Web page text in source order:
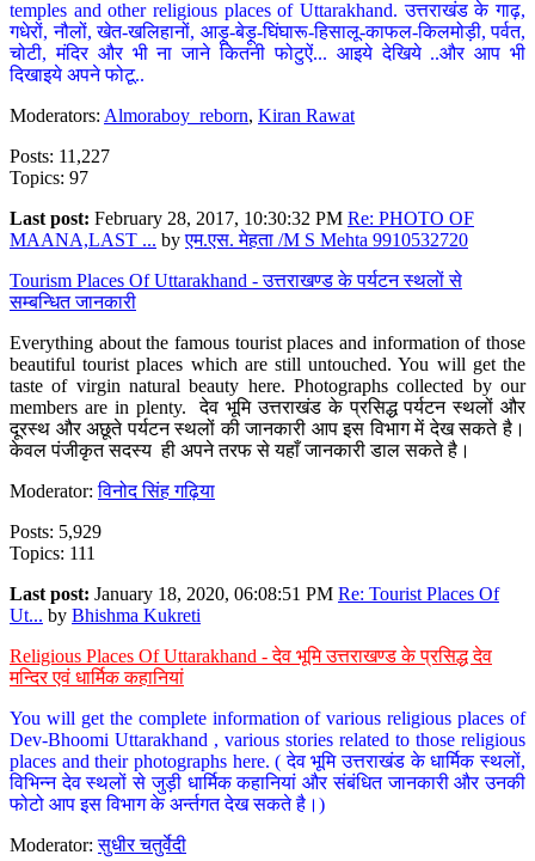
temples and other religious places of Uttarakhand. उत्तराखंड के गाढ़,
गधेरों, नौलों, खेत-खलिहानों, आड़ू-बेड़ू-घिंघारू-हिसालू-काफल-किलमोड़ी, पर्वत,
चोटी, मंदिर और भी ना जाने कितनी फोटुऐं... आइये देखिये ..और आप भी
दिखाइये अपने फोटू..
Moderators: Almoraboy_reborn, Kiran Rawat
Posts: 11,227
Topics: 97
Last post: February 28, 2017, 10:30:32 PM Re: PHOTO OF
MAANA,LAST ... byएम.एस. मेहता /M S Mehta 9910532720
Tourism Places Of Uttarakhand - उत्तराखण्ड के पर्यटन स्थलों से
सम्बन्धित जानकारी
Everything about the famous tourist places and information of those
beautiful tourist places which are still untouched. You will get the
taste of virgin natural beauty here. Photographs collected by our
members are in plenty. देव भूमि उत्तराखंड के प्रसिद्ध पर्यटन स्थलों और
दूरस्थ और अछूते पर्यटन स्थलों की जानकारी आप इस विभाग में देख सकते है।
केवल पंजीकृत सदस्य ही अपने तरफ से यहाँ जानकारी डाल सकते है।
Moderator:विनोद सिंह गढ़िया
Posts: 5,929
Topics: 111
Last post: January 18, 2020, 06:08:51 PM Re: Tourist Places Of
Ut... by Bhishma Kukreti
Religious Places Of Uttarakhand - देव भूमि उत्तराखण्ड के प्रसिद्ध देव
मन्दिर एवं धार्मिक कहानियां
You will get the complete information of various religious places of
Dev-Bhoomi Uttarakhand , various stories related to those religious
places and their photographs here. ( देव भूमि उत्तराखंड के धार्मिक स्थलों,
विभिन्न देव स्थलों से जुड़ी धार्मिक कहानियां और संबंधित जानकारी और उनकी
फोटो आप इस विभाग के अर्न्तगत देख सकते है।)
Moderator:सुधीर चतुर्वेदी